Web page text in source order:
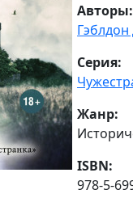
Авторы:
Серия:
Жанр:
ISBN:
978-5-